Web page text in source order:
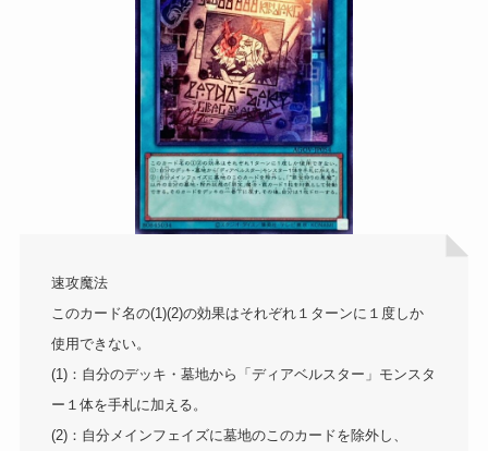
速攻魔法
このカード名の(1)(2)の効果はそれぞれ１ターンに１度しか
使用できない。
(1)：自分のデッキ・墓地から「ディアベルスター」モンスタ
ー１体を手札に加える。
(2)：自分メインフェイズに墓地のこのカードを除外し、